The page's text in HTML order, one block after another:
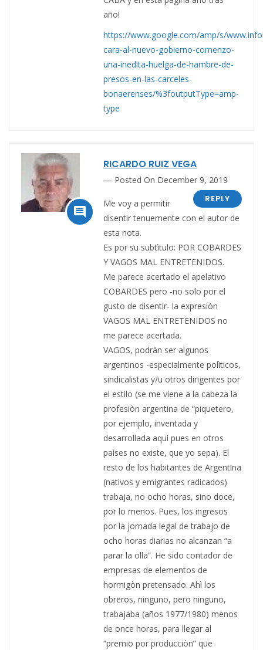
año!
https://www.google.com/amp/s/
cara-al-nuevo-gobierno-comenzo-
una-inedita-huelga-de-hambre-de-
presos-en-las-carceles-
bonaerenses/%3foutputType=amp-
type

RICARDO RUIZ VEGA
Posted On December 9, 2019
REPLY
Me voy a permitir
disentir tenuemente con el autor de
esta nota.
Es por su subtìtulo: POR COBARDES
Y VAGOS MAL ENTRETENIDOS.
Me parece acertado el apelativo
COBARDES pero -no solo por el
gusto de disentir- la expresiòn
VAGOS MAL ENTRETENIDOS no
me parece acertada.
VAGOS, podràn ser algunos
argentinos -especialmente polìticos,
sindicalistas y/u otros dirigentes por
el estilo (se me viene a la cabeza la
profesiòn argentina de “piquetero,
por ejemplo, inventada y
desarrollada aquì pues en otros
paìses no existe, que yo sepa). El
resto de los habitantes de Argentina
(nativos y emigrantes radicados)
trabaja, no ocho horas, sino doce,
por lo menos. Pues, los ingresos
por la jornada legal de trabajo de
ocho horas diarias no alcanzan “a
parar la olla”. He sido contador de
empresas de elementos de
hormigòn pretensado. Ahì los
obreros, ninguno, pero ninguno,
trabajaba (años 1977/1980) menos
de once horas, para llegar al
“premio por producciòn” que